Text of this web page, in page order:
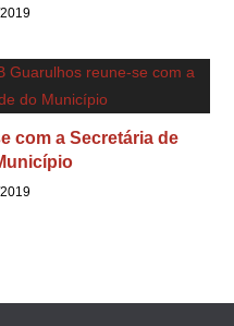
com a Secretária de